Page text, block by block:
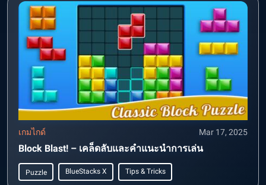
เกมไกด์ Mar 17, 2025
Block Blast! – เคล็ดลับและคำแนะนำการเล่น
Puzzle BlueStacks X Tips & Tricks